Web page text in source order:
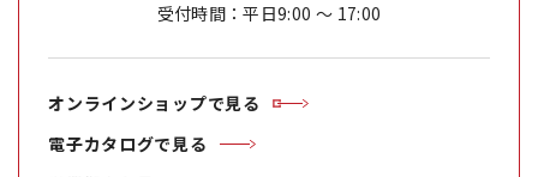
受付時間：平日9:00 ～ 17:00
オンラインショップで見る
電子カタログで見る